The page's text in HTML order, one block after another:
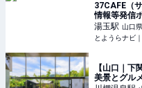
37CAFE（
情報等発信
湯玉駅 山口
とようらナビ
【山口｜下
美景とグル